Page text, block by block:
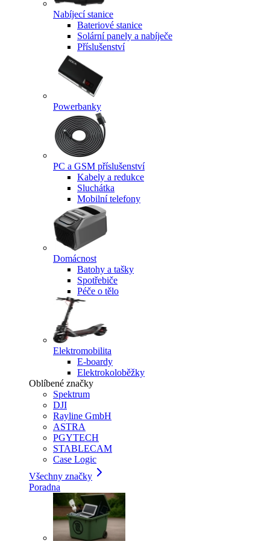
Nabíjecí stanice
Bateriové stanice
Solární panely a nabíječe
Příslušenství
Powerbanky
PC a GSM příslušenství
Kabely a redukce
Sluchátka
Mobilní telefony
Domácnost
Batohy a tašky
Spotřebiče
Péče o tělo
Elektromobilita
E-boardy
Elektrokoloběžky
Oblíbené značky
Spektrum
DJI
Rayline GmbH
ASTRA
PGYTECH
STABLECAM
Case Logic
Všechny značky
Poradna